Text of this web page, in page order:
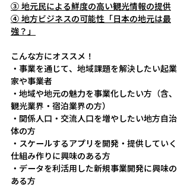
③ 地元民による鮮度の高い観光情報の提供
④ 地方ビジネスの可能性「日本の地元は最
強？」
こんな方にオススメ！
・事業を通じて、地域課題を解決したい起業
家や事業者
・地域や地元の魅力を事業化したい方（含、
観光業界・宿泊業界の方）
・関係人口・交流人口を増やしたい地方自治
体の方
・スケールするアプリを開発・提供していく
仕組み作りに興味のある方
・データを利活用した新規事業開発に興味の
ある方